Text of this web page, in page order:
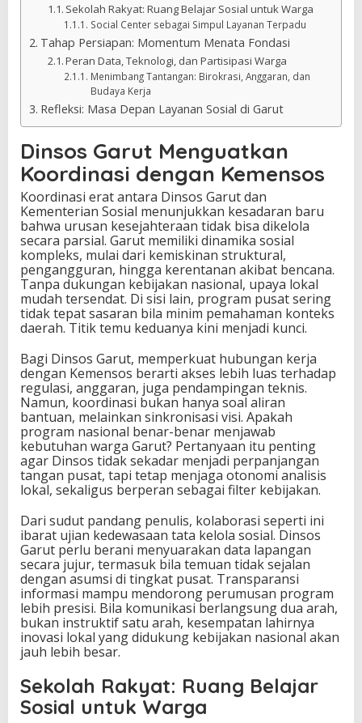
Sekolah Rakyat: Ruang Belajar Sosial untuk Warga
Social Center sebagai Simpul Layanan Terpadu
Tahap Persiapan: Momentum Menata Fondasi
Peran Data, Teknologi, dan Partisipasi Warga
Menimbang Tantangan: Birokrasi, Anggaran, dan
Budaya Kerja
Refleksi: Masa Depan Layanan Sosial di Garut
Dinsos Garut Menguatkan
Koordinasi dengan Kemensos
Koordinasi erat antara Dinsos Garut dan
Kementerian Sosial menunjukkan kesadaran baru
bahwa urusan kesejahteraan tidak bisa dikelola
secara parsial. Garut memiliki dinamika sosial
kompleks, mulai dari kemiskinan struktural,
pengangguran, hingga kerentanan akibat bencana.
Tanpa dukungan kebijakan nasional, upaya lokal
mudah tersendat. Di sisi lain, program pusat sering
tidak tepat sasaran bila minim pemahaman konteks
daerah. Titik temu keduanya kini menjadi kunci.
Bagi Dinsos Garut, memperkuat hubungan kerja
dengan Kemensos berarti akses lebih luas terhadap
regulasi, anggaran, juga pendampingan teknis.
Namun, koordinasi bukan hanya soal aliran
bantuan, melainkan sinkronisasi visi. Apakah
program nasional benar-benar menjawab
kebutuhan warga Garut? Pertanyaan itu penting
agar Dinsos tidak sekadar menjadi perpanjangan
tangan pusat, tapi tetap menjaga otonomi analisis
lokal, sekaligus berperan sebagai filter kebijakan.
Dari sudut pandang penulis, kolaborasi seperti ini
ibarat ujian kedewasaan tata kelola sosial. Dinsos
Garut perlu berani menyuarakan data lapangan
secara jujur, termasuk bila temuan tidak sejalan
dengan asumsi di tingkat pusat. Transparansi
informasi mampu mendorong perumusan program
lebih presisi. Bila komunikasi berlangsung dua arah,
bukan instruktif satu arah, kesempatan lahirnya
inovasi lokal yang didukung kebijakan nasional akan
jauh lebih besar.
Sekolah Rakyat: Ruang Belajar
Sosial untuk Warga